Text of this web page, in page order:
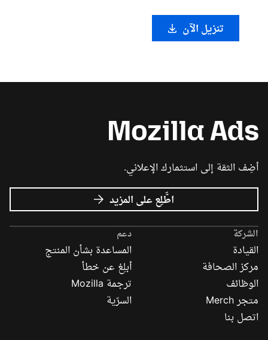
تنزيل الآن
أضِف الثقة إلى استثمارك الإعلاني.
اطَّلِع على المزيد عن
إعلانات
Mozilla
الشركة
القيادة
مركز الصحافة
الوظائف
متجر Merch
اتصل بنا
دعم
المساعدة بشأن المنتج
أبلِغ عن خطأ
ترجمة Mozilla
السرّية